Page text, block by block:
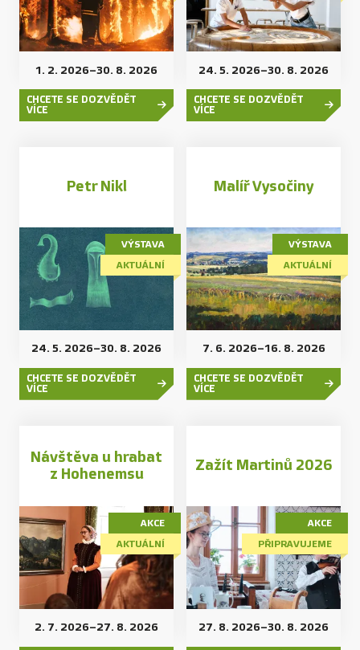
1. 2. 2026–30. 8. 2026
CHCETE SE DOZVĚDĚT
VÍCE
24. 5. 2026–30. 8. 2026
CHCETE SE DOZVĚDĚT
VÍCE
Petr Nikl
VÝSTAVA
AKTUÁLNÍ
24. 5. 2026–30. 8. 2026
CHCETE SE DOZVĚDĚT
VÍCE
Malíř Vysočiny
VÝSTAVA
AKTUÁLNÍ
7. 6. 2026–16. 8. 2026
CHCETE SE DOZVĚDĚT
VÍCE
Návštěva u hrabat
z Hohenemsu
AKCE
AKTUÁLNÍ
2. 7. 2026–27. 8. 2026
Zažít Martinů 2026
AKCE
PŘIPRAVUJEME
27. 8. 2026–30. 8. 2026